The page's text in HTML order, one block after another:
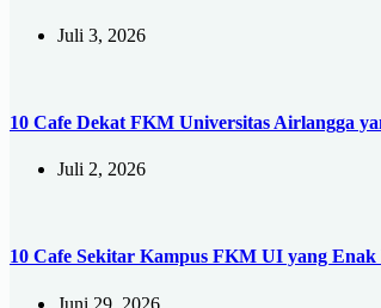
Juli 3, 2026
10 Cafe Dekat FKM Universitas Airlangga
Juli 2, 2026
10 Cafe Sekitar Kampus FKM UI yang
Juni 29, 2026